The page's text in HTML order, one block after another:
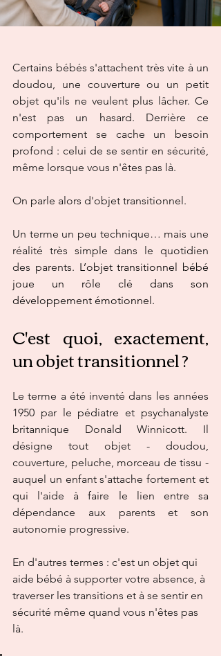
Certains bébés s'attachent très vite à un
doudou, une couverture ou un petit
objet qu'ils ne veulent plus lâcher. Ce
n'est pas un hasard. Derrière ce
comportement se cache un besoin
profond : celui de se sentir en sécurité,
même lorsque vous n'êtes pas là.
On parle alors d'objet transitionnel.
Un terme un peu technique… mais une
réalité très simple dans le quotidien
des parents. L’objet transitionnel bébé
joue un rôle clé dans son
développement émotionnel.
C'est quoi, exactement,
un objet transitionnel ?
Le terme a été inventé dans les années
1950 par le pédiatre et psychanalyste
britannique Donald Winnicott. Il
désigne tout objet - doudou,
couverture, peluche, morceau de tissu -
auquel un enfant s'attache fortement et
qui l'aide à faire le lien entre sa
dépendance aux parents et son
autonomie progressive.
En d'autres termes : c'est un objet qui
aide bébé à supporter votre absence, à
traverser les transitions et à se sentir en
sécurité même quand vous n'êtes pas
là.